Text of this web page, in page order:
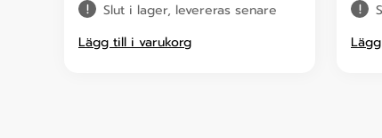
Slut i lager, levereras senare
Lägg till i varukorg